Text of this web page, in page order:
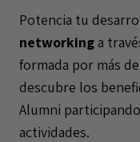
Potencia tu
networkinga
formada por más de
descubre los
Alumni
actividades.